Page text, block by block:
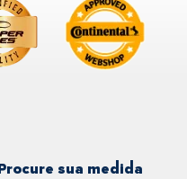
Procure sua medida